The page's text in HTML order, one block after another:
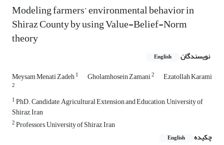
Modeling farmers’ environmental behavior in
Shiraz County by using Value-Belief-Norm
theory
نویسندگان English
Meysam Menati Zadeh1 Gholamhosein Zamani2 Ezatollah Karami
2
1PhD. Candidate, Agricultural Extension and Education, University of
Shiraz, Iran
2Professors, University of Shiraz, Iran
چکیده
English